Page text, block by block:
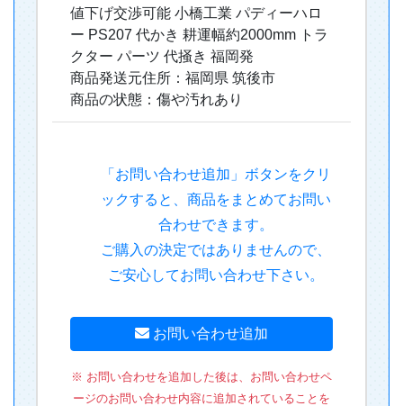
値下げ交渉可能 小橋工業 パディーハロ
ー PS207 代かき 耕運幅約2000mm トラ
クター パーツ 代掻き 福岡発
商品発送元住所：福岡県 筑後市
商品の状態：傷や汚れあり
「お問い合わせ追加」ボタンをクリ
ックすると、商品をまとめてお問い
合わせできます。
ご購入の決定ではありませんので、
ご安心してお問い合わせ下さい。
お問い合わせ追加
※ お問い合わせを追加した後は、お問い合わせペ
ージのお問い合わせ内容に追加されていることを